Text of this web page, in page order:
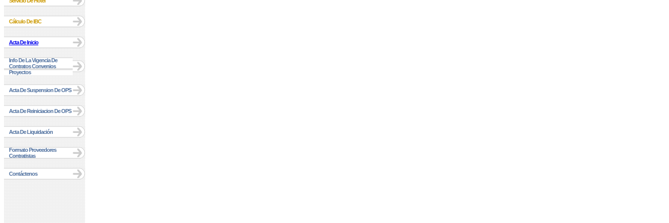
Cálculo De IBC
Acta De Inicio
Info De La Vigencia De
Contratos Convenios
Proyectos
Acta De Suspension De OPS
Acta De Reiniciacion De OPS
Acta De Liquidación
Formato Proveedores
Contratistas
Contáctenos